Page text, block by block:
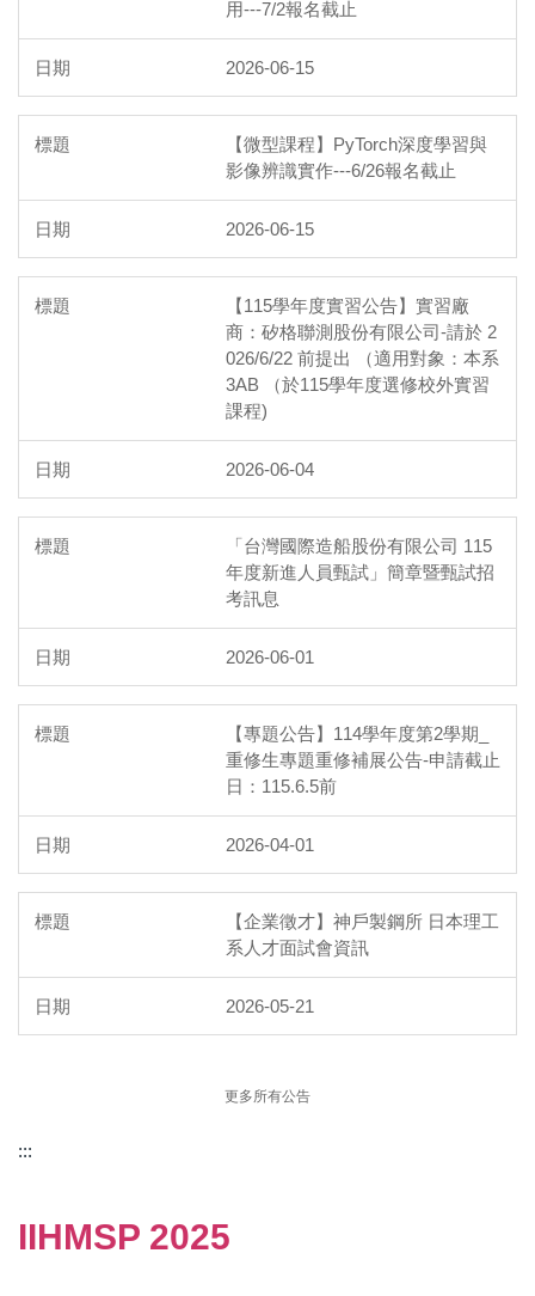
用---7/2報名截止
2026-06-15
【微型課程】PyTorch深度學習與
影像辨識實作---6/26報名截止
2026-06-15
【115學年度實習公告】實習廠
商：矽格聯測股份有限公司-請於 2
026/6/22 前提出 （適用對象：本系
3AB （於115學年度選修校外實習
課程)
2026-06-04
「台灣國際造船股份有限公司 115
年度新進人員甄試」簡章暨甄試招
考訊息
2026-06-01
【專題公告】114學年度第2學期_
重修生專題重修補展公告-申請截止
日：115.6.5前
2026-04-01
【企業徵才】神戶製鋼所 日本理工
系人才面試會資訊
2026-05-21
更多所有公告
:::
IIHMSP 2025